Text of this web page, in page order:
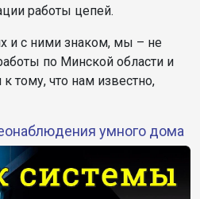
работы цепей.
и с ними знаком, мы – не
по Минской области и
тому, что нам известно,
умного дома